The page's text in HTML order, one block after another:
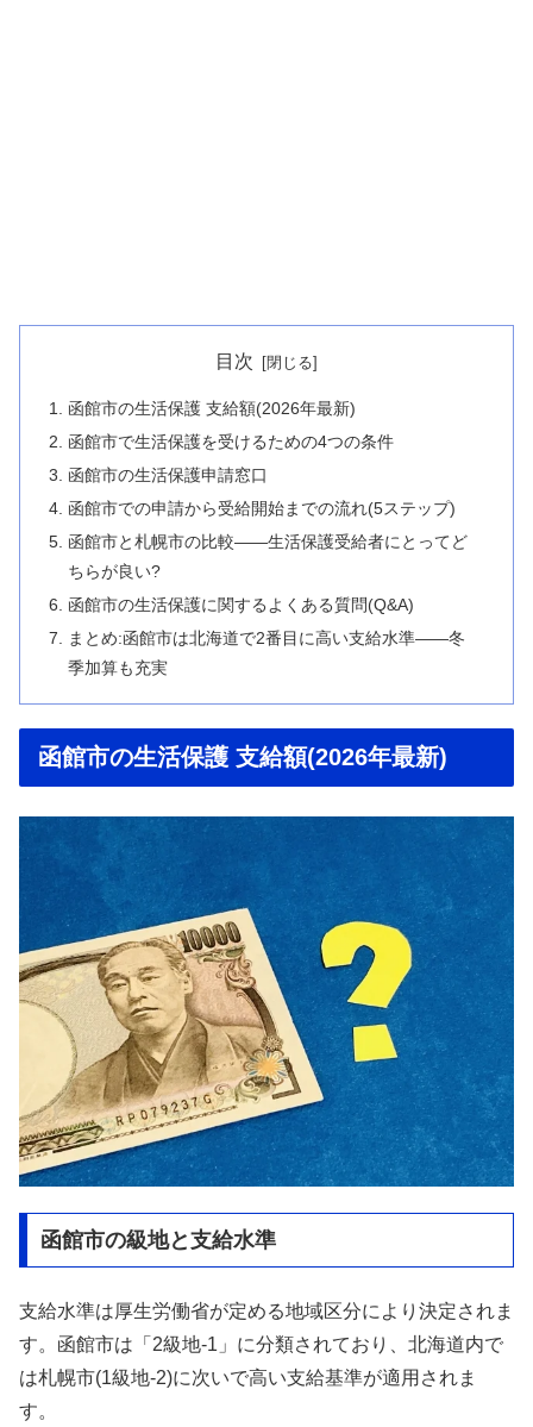
目次
函館市の生活保護 支給額(2026年最新)
函館市で生活保護を受けるための4つの条件
函館市の生活保護申請窓口
函館市での申請から受給開始までの流れ(5ステップ)
函館市と札幌市の比較——生活保護受給者にとってど
ちらが良い?
函館市の生活保護に関するよくある質問(Q&A)
まとめ:函館市は北海道で2番目に高い支給水準——冬
季加算も充実
函館市の生活保護 支給額(2026年最新)
函館市の級地と支給水準
支給水準は厚生労働省が定める地域区分により決定されま
す。函館市は「2級地-1」に分類されており、北海道内で
は札幌市(1級地-2)に次いで高い支給基準が適用されま
す。